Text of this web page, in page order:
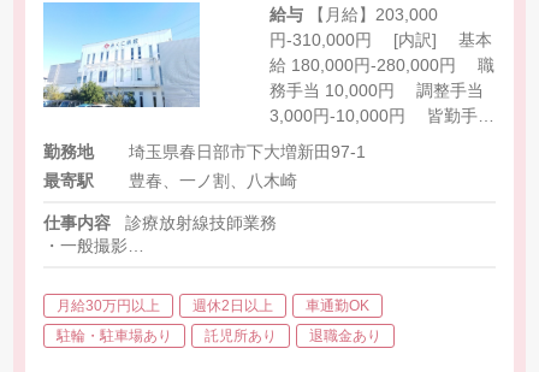
給与
円-310,000円 [内訳] 基本
給 180,000円-280,000円 職
務手当 10,000円 調整手当
3,000円-10,000円 皆勤手当
10,000円 [その他手当] 夜
間外来 3,000円/回 待機
（平日） 2,000円/回 待機
（土） 3,000円/回 オンコ
10,000円-15,000円
勤務地
埼玉県春日部市下大増新田97-1
最寄駅
豊春、一ノ割、八木崎
仕事内容
診療放射線技師業務
・一般撮影
・病棟ポ－タブル撮影
・透視撮影（胃透視、注腸造影）
・整形手術外科用イメージ撮影
月給30万円以上 週休2日以上
車通勤OK
駐輪・駐車場あり
託児所あり 退職金あり